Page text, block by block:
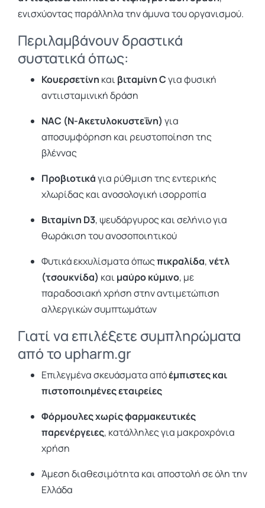
ενισχύοντας παράλληλα την άμυνα του οργανισμού.
Περιλαμβάνουν δραστικά
συστατικά όπως:
Κουερσετίνη και βιταμίνη Cγια φυσική
αντιισταμινική δράση
ΝΑC (N-Ακετυλοκυστεΐνη) για
αποσυμφόρηση και ρευστοποίηση της
βλέννας
Προβιοτικάγια ρύθμιση της εντερικής
χλωρίδας και ανοσολογική ισορροπία
Βιταμίνη D3, ψευδάργυρος και σελήνιο για
θωράκιση του ανοσοποιητικού
Φυτικά εκχυλίσματα όπωςπικραλίδα,νέτλ
(τσουκνίδα) και μαύρο κύμινο, με
παραδοσιακή χρήση στην αντιμετώπιση
αλλεργικών συμπτωμάτων
Γιατί να επιλέξετε συμπληρώματα
από το upharm.gr
Επιλεγμένα σκευάσματα απόέμπιστες και
πιστοποιημένες εταιρείες
Φόρμουλες χωρίς φαρμακευτικές
παρενέργειες, κατάλληλες για μακροχρόνια
χρήση
Άμεση διαθεσιμότητα και αποστολή σε όλη την
Ελλάδα